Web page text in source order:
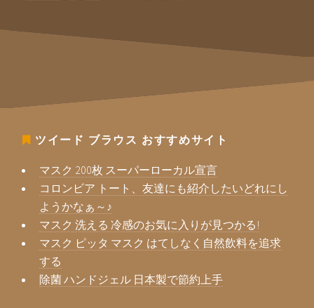
ツイード ブラウス おすすめサイト
マスク 200枚 スーパーローカル宣言
コロンビア トート、友達にも紹介したいどれにし
ようかなぁ～♪
マスク 洗える 冷感のお気に入りが見つかる!
マスク ピッタ マスク はてしなく自然飲料を追求
する
除菌 ハンドジェル 日本製で節約上手